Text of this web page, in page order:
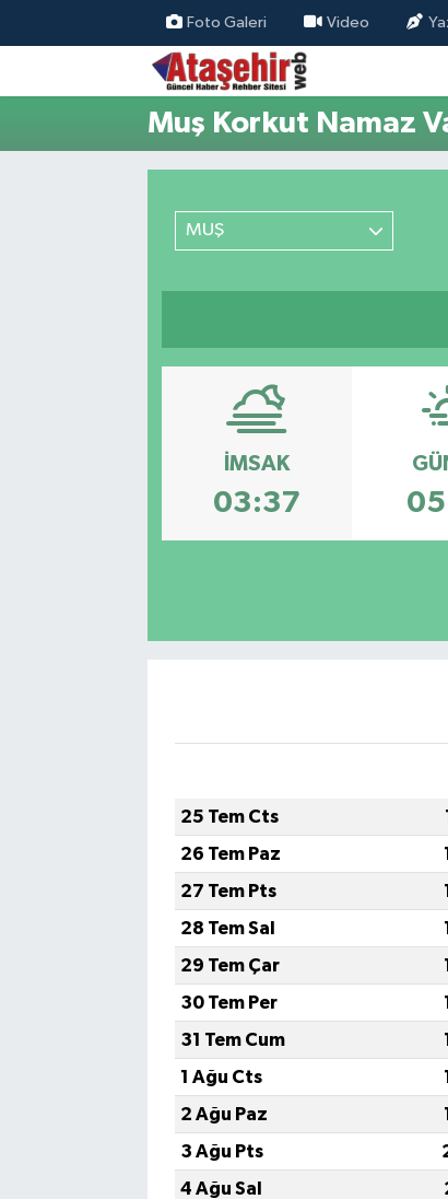
Foto Galeri Video
Muş Korkut Namaz
MUŞ
İMSAK
03:37
25 Tem Cts
26 Tem Paz
27 Tem Pts
28 Tem Sal
29 Tem Çar
30 Tem Per
31 Tem Cum
1 Ağu Cts
2 Ağu Paz
3 Ağu Pts
4 Ağu Sal
Hava Durumu
Trafik Durumu
Tüm Manşetler